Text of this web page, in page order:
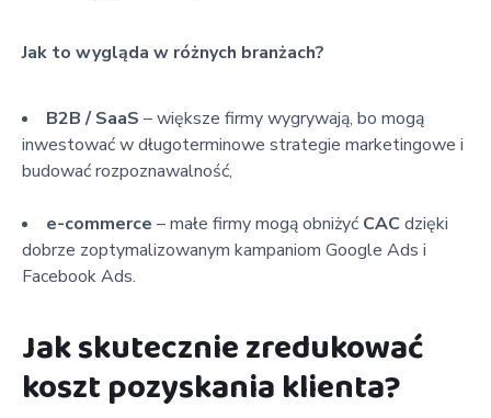
Jak to wygląda w różnych branżach?
B2B / SaaS – większe firmy wygrywają, bo mogą
inwestować w długoterminowe strategie marketingowe i
budować rozpoznawalność,
e-commerce – małe firmy mogą obniżyć CAC dzięki
dobrze zoptymalizowanym kampaniom Google Ads i
Facebook Ads.
Jak skutecznie zredukować
koszt pozyskania klienta?